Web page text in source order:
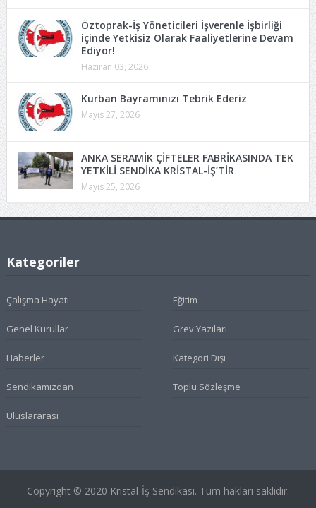
Öztoprak-İş Yöneticileri İşverenle İşbirliği
içinde Yetkisiz Olarak Faaliyetlerine Devam
Ediyor!
Haziran 03, 2026
Kurban Bayramınızı Tebrik Ederiz
Mayıs 27, 2026
ANKA SERAMİK ÇİFTELER FABRİKASINDA TEK
YETKİLİ SENDİKA KRİSTAL-İŞ’TİR
Mayıs 25, 2026
Kategoriler
Çalışma Hayatı Eğitim
Genel Kurullar Grev Yazıları
Haberler Kategori Dışı
Sendikamızdan Toplu Sözleşme
Uluslararası
Copyright © 2020 Kristal-İş Sendikası. Tüm hakları saklıdır.